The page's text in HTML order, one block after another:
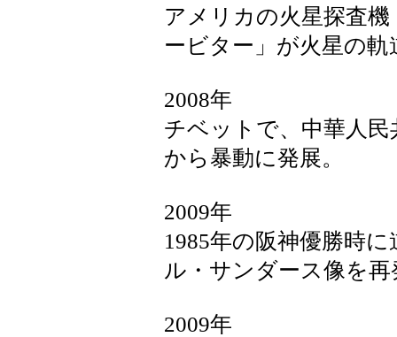
アメリカの火星探査
ービター」が火星の軌
2008年
チベットで、中華人
から暴動に発展。
2009年
1985年の阪神優勝時
ル・サンダース像を
2009年